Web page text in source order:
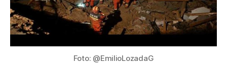
y
en
Foto: @EmilioLozadaG